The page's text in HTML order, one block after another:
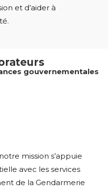
et d’aider à
rateurs
gouvernementales
mission s’appuie
avec les services
de la Gendarmerie